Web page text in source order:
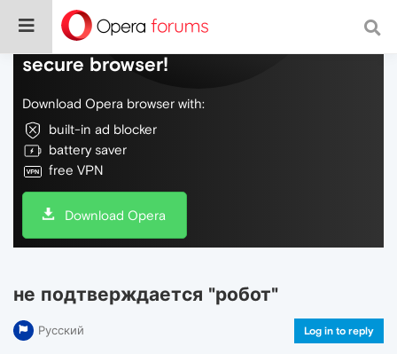
Do more on the web, with a fast and
secure browser!
Download Opera browser with:
built-in ad blocker
battery saver
free VPN
Download Opera
не подтверждается "робот"
Русский Log in to reply